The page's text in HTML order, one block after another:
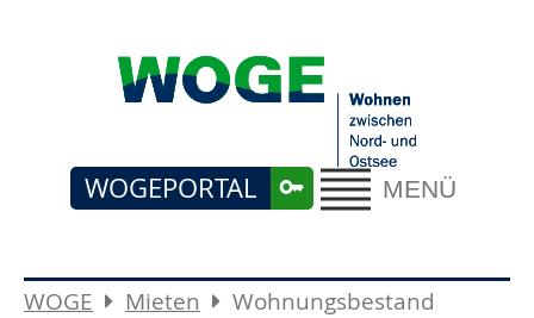
MENÜ
WOGEPORTAL
WOGE Mieten Wohnungsbestand